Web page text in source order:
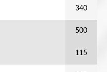
340
500
115